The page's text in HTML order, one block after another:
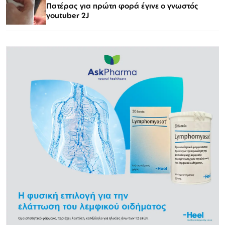
Πατέρας για πρώτη φορά έγινε ο γνωστός
youtuber 2J